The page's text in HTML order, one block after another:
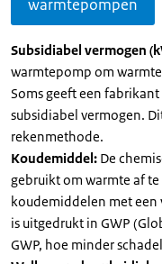
warmtepompen
Subsidiabel vermogen
warmtepomp om
Soms geeft een
subsidiabel vermogen.
rekenmethode.
Koudemiddel: De
gebruikt om warmte af
koudemiddelen met
is uitgedrukt in GWP
GWP, hoe minder